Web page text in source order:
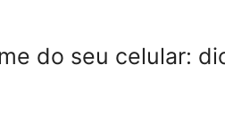
do seu celular: